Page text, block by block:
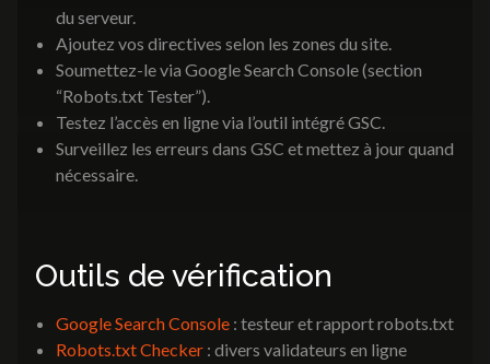
du serveur.
Ajoutez vos directives selon les zones du site.
Soumettez-le via Google Search Console (section
“Robots.txt Tester”).
Testez l’accès en ligne via l’outil intégré GSC.
Surveillez les erreurs dans GSC et mettez à jour quand
nécessaire.
Outils de vérification
Google Search Console : testeur et rapport robots.txt
Robots.txt Checker : divers validateurs en ligne